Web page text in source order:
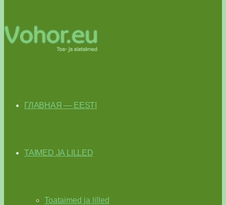
ГЛАВНАЯ — EESTI
TAIMED JA LILLED
Toataimed ja lilled